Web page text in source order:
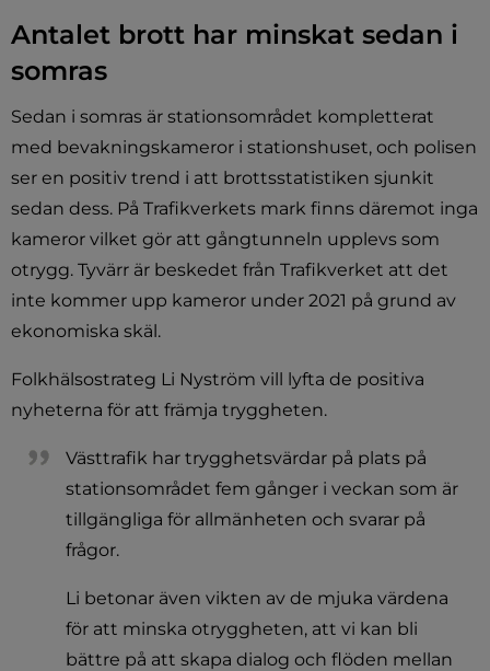
Antalet brott har minskat sedan i
somras
Sedan i somras är stationsområdet kompletterat
med bevakningskameror i stationshuset, och polisen
ser en positiv trend i att brottsstatistiken sjunkit
sedan dess. På Trafikverkets mark finns däremot inga
kameror vilket gör att gångtunneln upplevs som
otrygg. Tyvärr är beskedet från Trafikverket att det
inte kommer upp kameror under 2021 på grund av
ekonomiska skäl.
Folkhälsostrateg Li Nyström vill lyfta de positiva
nyheterna för att främja tryggheten.
Västtrafik har trygghetsvärdar på plats på
stationsområdet fem gånger i veckan som är
tillgängliga för allmänheten och svarar på
frågor.
Li betonar även vikten av de mjuka värdena
för att minska otryggheten, att vi kan bli
bättre på att skapa dialog och flöden mellan